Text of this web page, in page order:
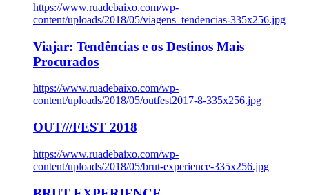
https://www.ruadebaixo.com/wp-
content/uploads/2018/05/viagens_tendencias-335x256.jpg
Viajar: Tendências e os Destinos Mais
Procurados
https://www.ruadebaixo.com/wp-
content/uploads/2018/05/outfest2017-8-335x256.jpg
OUT///FEST 2018
https://www.ruadebaixo.com/wp-
content/uploads/2018/05/brut-experience-335x256.jpg